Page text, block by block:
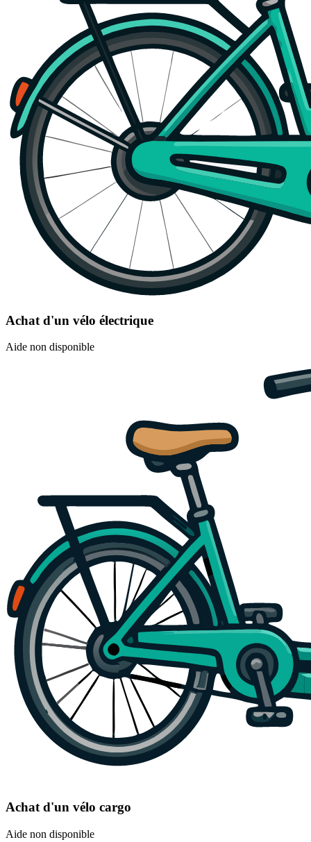
Achat d'un vélo électrique
Aide non disponible
Achat d'un vélo cargo
Aide non disponible